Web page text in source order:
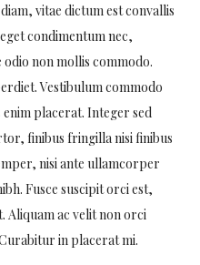
vitae dictum est convallis
condimentum nec,
odio non mollis commodo.
Vestibulum commodo
placerat. Integer sed
finibus fringilla nisi finibus
nisi ante ullamcorper
Fusce suscipit orci est,
ac velit non orci
in placerat mi.